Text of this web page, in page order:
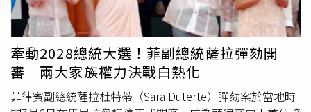
蓄付之一炬，甚至導致正值壯年、有正當工作的被害者因不
堪背債選擇結束生命。依據起訴內容，李宜諪在同案共犯創
設的Line群組「24小時陪偵案」中，指示他人賣掉吳姓主嫌
名下的手鍊、戒指，還說如果被告羈押，車子「一定要賣，
怕車子到時候被扣走」，協助詐團成員脫產；李宜諪還在吳
姓主嫌收押後，告訴共犯這件羈押的案子是靈骨塔詐騙案、
牽動2028總統大選！菲副總統薩拉彈劾開
審 兩大家族權力決戰白熱化
菲律賓副總統薩拉杜特蒂（Sara Duterte）彈劾案於當地時